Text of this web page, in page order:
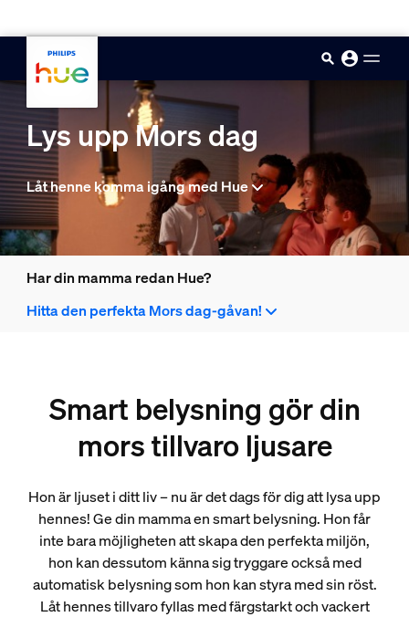
Lys upp Mors dag
Låt henne komma igång med Hue
Har din mamma redan Hue?
Hitta den perfekta Mors dag-gåvan!
Smart belysning gör din
mors tillvaro ljusare
Hon är ljuset i ditt liv – nu är det dags för dig att lysa upp
hennes! Ge din mamma en smart belysning. Hon får
inte bara möjligheten att skapa den perfekta miljön,
hon kan dessutom känna sig tryggare också med
automatisk belysning som hon kan styra med sin röst.
Låt hennes tillvaro fyllas med färgstarkt och vackert